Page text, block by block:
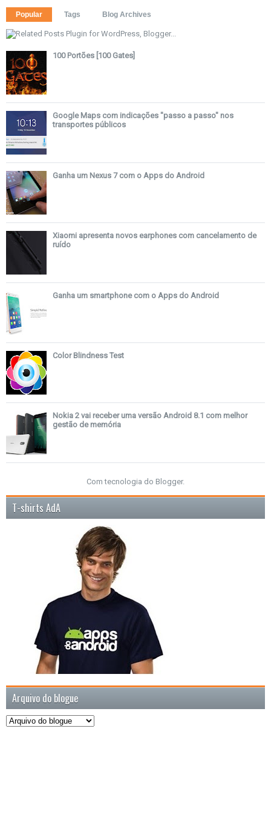
Popular Tags Blog Archives
100 Portões [100 Gates]
Google Maps com indicações "passo a passo" nos
transportes públicos
Ganha um Nexus 7 com o Apps do Android
Xiaomi apresenta novos earphones com cancelamento de
ruído
Ganha um smartphone com o Apps do Android
Color Blindness Test
Nokia 2 vai receber uma versão Android 8.1 com melhor
gestão de memória
Com tecnologia do Blogger.
T-shirts AdA
Arquivo do blogue